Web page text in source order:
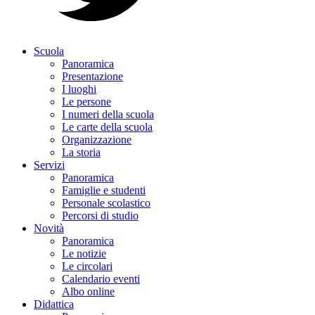
Scuola
Panoramica
Presentazione
I luoghi
Le persone
I numeri della scuola
Le carte della scuola
Organizzazione
La storia
Servizi
Panoramica
Famiglie e studenti
Personale scolastico
Percorsi di studio
Novità
Panoramica
Le notizie
Le circolari
Calendario eventi
Albo online
Didattica